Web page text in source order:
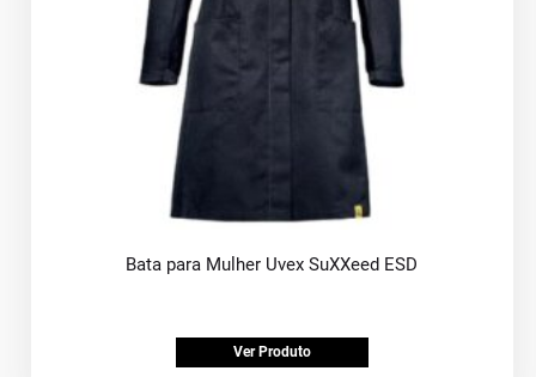
Bata para Mulher Uvex SuXXeed ESD
Ver Produto